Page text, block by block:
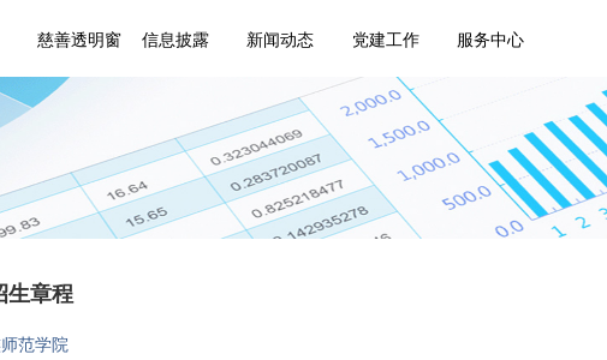
慈善透明窗 信息披露 新闻动态 党建工作 服务中心
生章程
范学院